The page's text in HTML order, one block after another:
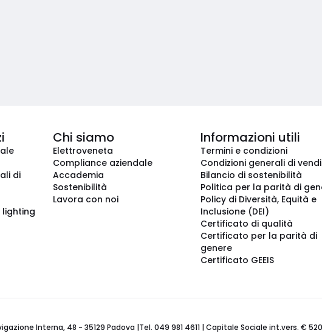
di
lighting
Chi siamo
Elettroveneta
Compliance aziendale
Accademia
Sostenibilità
Lavora con noi
Informazioni utili
Termini e condizioni
Condizioni generali di
Bilancio di sostenibilità
Politica per la parità di
Policy di Diversità, Equità e
Inclusione (DEI)
Certificato di qualità
Certificato per la parità di
genere
Certificato GEEIS
Interna, 48 - 35129 Padova |Tel. 049 981 4611 | Capitale Sociale int.vers. €